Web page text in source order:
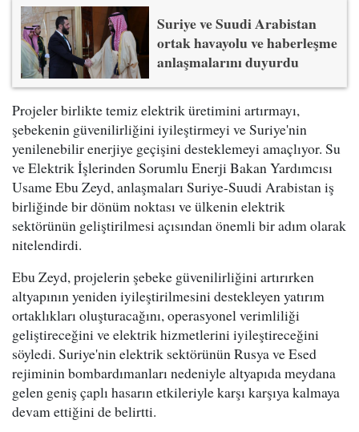
Suriye ve Suudi Arabistan
ortak havayolu ve haberleşme
anlaşmalarını duyurdu
Projeler birlikte temiz elektrik üretimini artırmayı,
şebekenin güvenilirliğini iyileştirmeyi ve Suriye'nin
yenilenebilir enerjiye geçişini desteklemeyi amaçlıyor. Su
ve Elektrik İşlerinden Sorumlu Enerji Bakan Yardımcısı
Usame Ebu Zeyd, anlaşmaları Suriye-Suudi Arabistan iş
birliğinde bir dönüm noktası ve ülkenin elektrik
sektörünün geliştirilmesi açısından önemli bir adım olarak
nitelendirdi.
Ebu Zeyd, projelerin şebeke güvenilirliğini artırırken
altyapının yeniden iyileştirilmesini destekleyen yatırım
ortaklıkları oluşturacağını, operasyonel verimliliği
geliştireceğini ve elektrik hizmetlerini iyileştireceğini
söyledi. Suriye'nin elektrik sektörünün Rusya ve Esed
rejiminin bombardımanları nedeniyle altyapıda meydana
gelen geniş çaplı hasarın etkileriyle karşı karşıya kalmaya
devam ettiğini de belirtti.